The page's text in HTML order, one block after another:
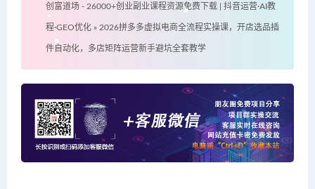
创富道场 - 26000+创业副业课程资源免费下载 | 抖音运营·AI教
程·GEO优化 » 2026拼多多虚拟电商全流程实操课，开店选品插
件自动化，多店矩阵运营新手避坑全套教学